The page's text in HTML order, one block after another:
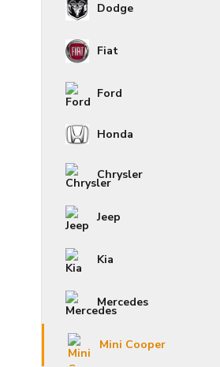
Dodge
Fiat
Ford
Honda
Chrysler
Jeep
Kia
Mercedes
Mini Cooper